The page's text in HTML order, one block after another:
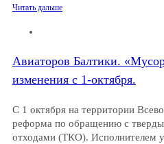
Читать дальше
Авиаторов Балтики.
изменения c 1-октября.
С 1 октября на территории
реформа по обращению с
отходами (ТКО). Исполнителем